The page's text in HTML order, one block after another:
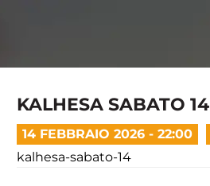
KALHESA SABATO 14
14 FEBBRAIO 2026 - 22:00
kalhesa-sabato-14